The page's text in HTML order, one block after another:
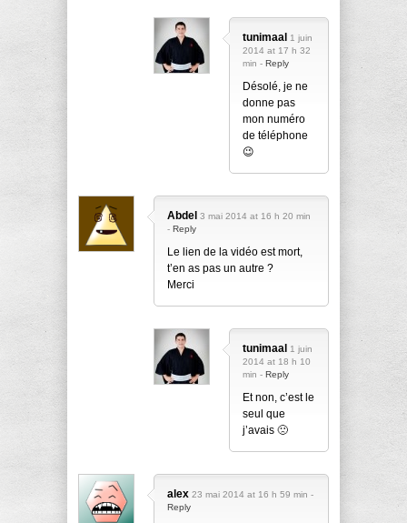
tunimaal
1 juin
2014 at 17 h 32
min - Reply
Désolé, je ne
donne pas
mon numéro
de téléphone
😉
Abdel 3 mai 2014 at 16 h 20 min
- Reply
Le lien de la vidéo est mort,
t’en as pas un autre ?
Merci
tunimaal
1 juin
2014 at 18 h 10
min - Reply
Et non, c’est le
seul que
j’avais 🙁
alex 23 mai 2014 at 16 h 59 min -
Reply